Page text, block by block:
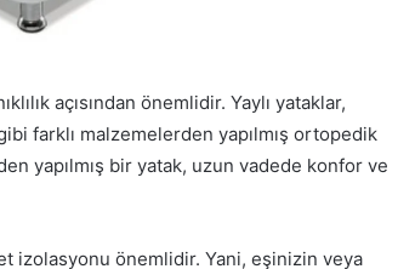
açısından önemlidir. Yaylı yataklar,
farklı malzemelerden yapılmış ortopedik
yapılmış bir yatak, uzun vadede konfor ve
izolasyonu önemlidir. Yani, eşinizin veya